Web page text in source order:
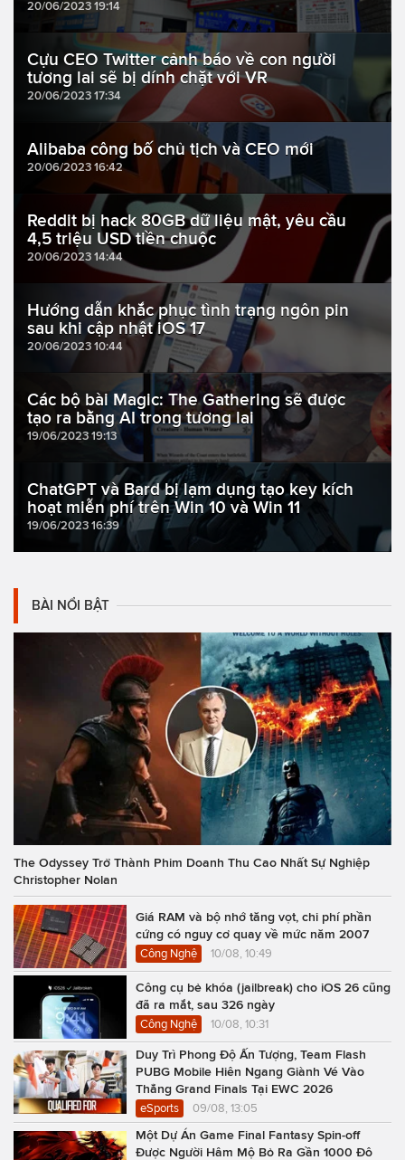
20/06/2023 19:14
Cựu CEO Twitter cảnh báo về con người
tương lai sẽ bị dính chặt với VR
20/06/2023 17:34
Alibaba công bố chủ tịch và CEO mới
20/06/2023 16:42
Reddit bị hack 80GB dữ liệu mật, yêu cầu
4,5 triệu USD tiền chuộc
20/06/2023 14:44
Hướng dẫn khắc phục tình trạng ngôn pin
sau khi cập nhật iOS 17
20/06/2023 10:44
Các bộ bài Magic: The Gathering sẽ được
tạo ra bằng AI trong tương lai
19/06/2023 19:13
ChatGPT và Bard bị lạm dụng tạo key kích
hoạt miễn phí trên Win 10 và Win 11
19/06/2023 16:39
BÀI NỔI BẬT
The Odyssey Trở Thành Phim Doanh Thu Cao Nhất Sự Nghiệp
Christopher Nolan
Giá RAM và bộ nhớ tăng vọt, chi phí phần
cứng có nguy cơ quay về mức năm 2007
Công Nghệ 10/08, 10:49
Công cụ bẻ khóa (jailbreak) cho iOS 26 cũng
đã ra mắt, sau 326 ngày
Công Nghệ 10/08, 10:31
Duy Trì Phong Độ Ấn Tượng, Team Flash
PUBG Mobile Hiên Ngang Giành Vé Vào
Thẳng Grand Finals Tại EWC 2026
eSports 09/08, 13:05
Một Dự Án Game Final Fantasy Spin-off
Được Người Hâm Mộ Bỏ Ra Gần 1000 Đô